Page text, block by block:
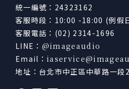
統一編號：24323162
客服時段：10:00 -18:00 (例假
客服電話：(02) 2314-1696
LINE： @imageaudio
Email：
地址：台北市中正區中華路一段